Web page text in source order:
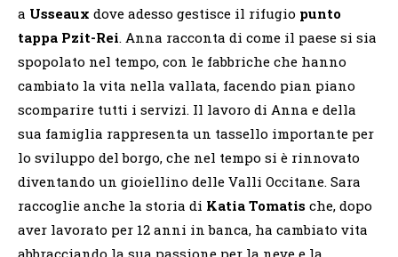
a Usseaux dove adesso gestisce il rifugio punto
tappa Pzit-Rei. Anna racconta di come il paese si sia
spopolato nel tempo, con le fabbriche che hanno
cambiato la vita nella vallata, facendo pian piano
scomparire tutti i servizi. Il lavoro di Anna e della
sua famiglia rappresenta un tassello importante per
lo sviluppo del borgo, che nel tempo si è rinnovato
diventando un gioiellino delle Valli Occitane. Sara
raccoglie anche la storia di Katia Tomatis che, dopo
aver lavorato per 12 anni in banca, ha cambiato vita